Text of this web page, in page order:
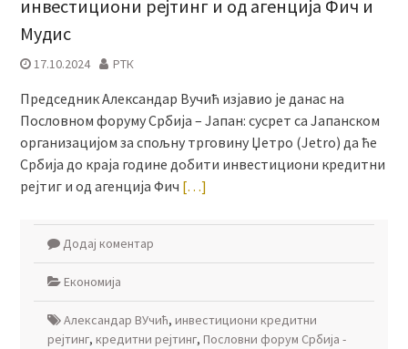
инвестициони рејтинг и од агенција Фич и
Мудис
17.10.2024 РТК
Председник Александар Вучић изјавио је данас на
Пословном форуму Србија – Јапан: сусрет са Јапанском
организацијом за спољну трговину Џетро (Jetro) да ће
Србија до краја године добити инвестициони кредитни
рејтиг и од агенција Фич […]
Додај коментар
Економија
Александар ВУчић, инвестициони кредитни
рејтинг, кредитни рејтинг, Пословни форум Србија -